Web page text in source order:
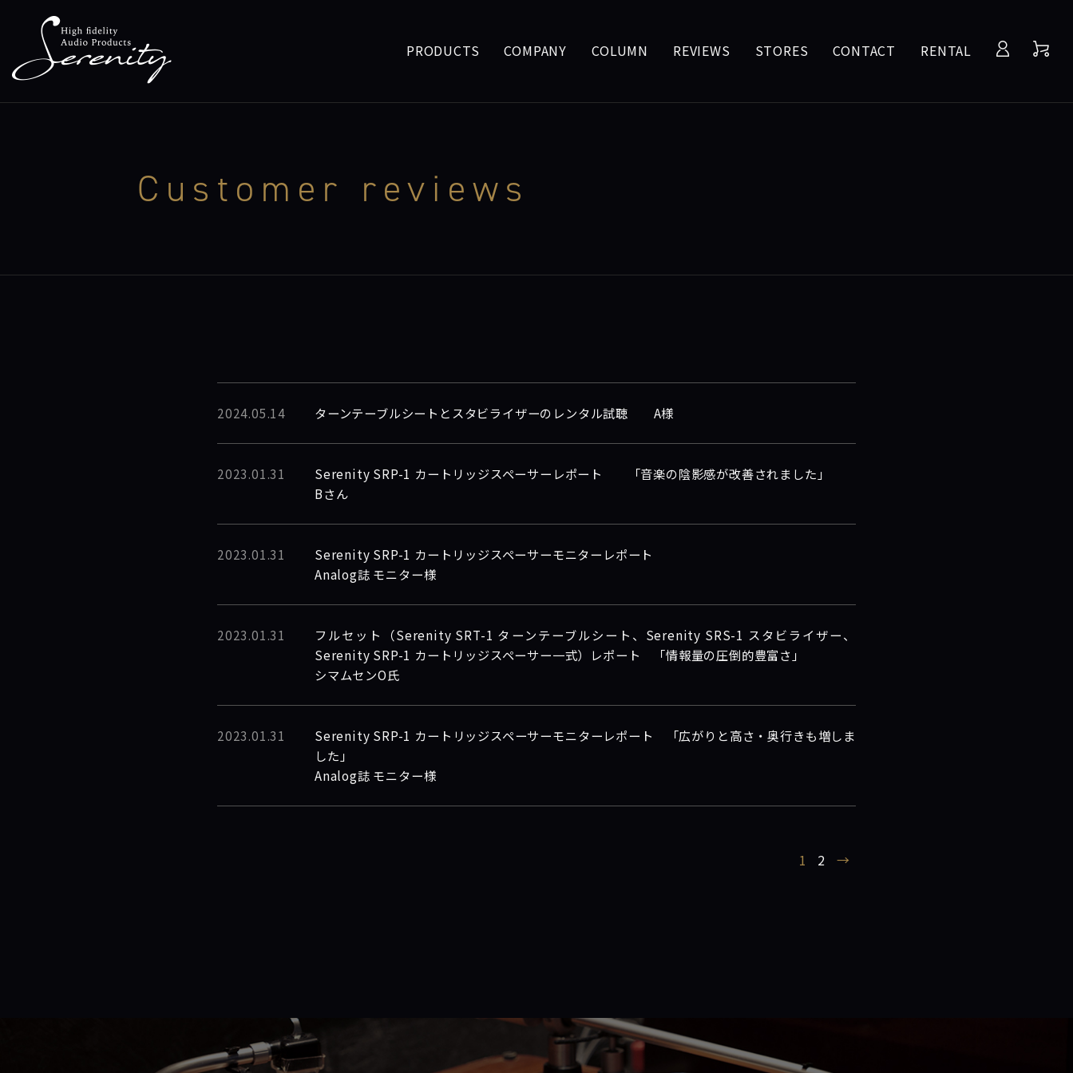
PRODUCTS COMPANY COLUMN REVIEWS STORES CONTACT RENTAL
Customer reviews
2024.05.14 ターンテーブルシートとスタビライザーのレンタル試聴 A様
2023.01.31
Serenity SRP-1 カートリッジスペーサーレポート 「音楽の陰影感が改善されました」
Bさん
2023.01.31
Serenity SRP-1 カートリッジスペーサーモニターレポート
Analog誌 モニター様
2023.01.31
フルセット（Serenity SRT-1 ターンテーブルシート、Serenity SRS-1 スタビライザー、
Serenity SRP-1 カートリッジスペーサー一式）レポート 「情報量の圧倒的豊富さ」
シマムセンO氏
2023.01.31
Serenity SRP-1 カートリッジスペーサーモニターレポート 「広がりと高さ・奥行きも増しま
した」
Analog誌 モニター様
1 2 →